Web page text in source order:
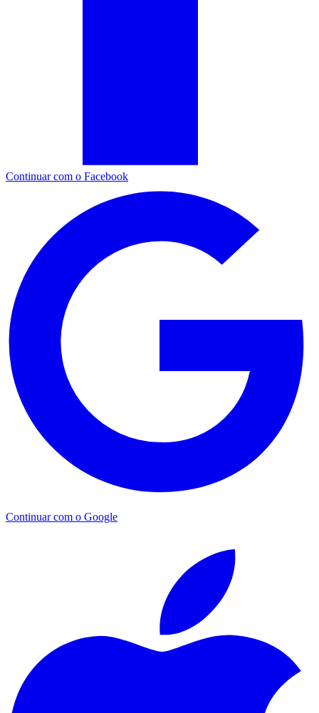
Continuar com o Facebook
Continuar com o Google